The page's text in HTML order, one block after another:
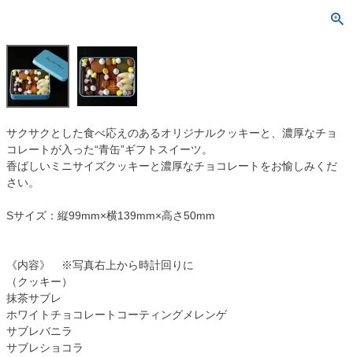
サクサクとした食べ応えのあるオリジナルクッキーと、濃厚なチョ
コレートが入った“青缶”ギフトスイーツ。
香ばしいミニサイズクッキーと濃厚なチョコレートをお愉しみくだ
さい。
Sサイズ：縦99mm×横139mm×高さ50mm
《内容》 ※写真右上から時計回りに
（クッキー）
抹茶サブレ
ホワイトチョコレートコーティングメレンゲ
サブレバニラ
サブレショコラ